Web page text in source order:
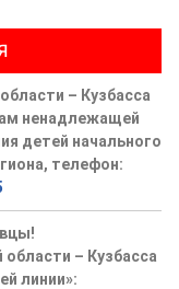
– Кузбасса
ненадлежащей
детей начального
телефон:
– Кузбасса
линии»: